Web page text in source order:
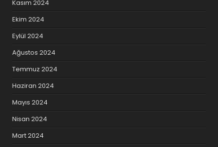
Kasım 2024
Ekim 2024
Eylül 2024
Ağustos 2024
Temmuz 2024
Haziran 2024
Mayıs 2024
Nisan 2024
Mart 2024